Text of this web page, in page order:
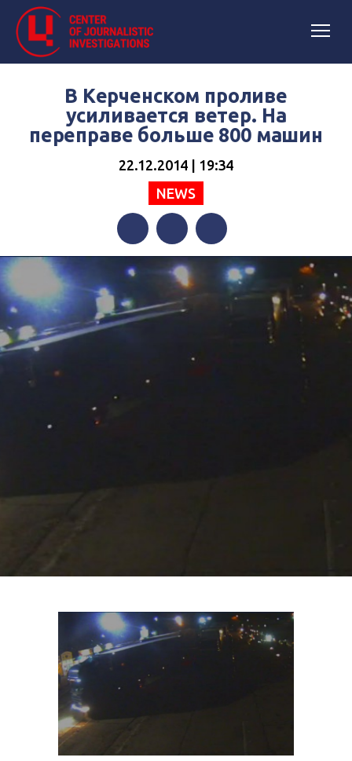
В Керченском проливе
усиливается ветер. На
переправе больше 800 машин
22.12.2014 | 19:34
NEWS
FacebookTwitterTelegram